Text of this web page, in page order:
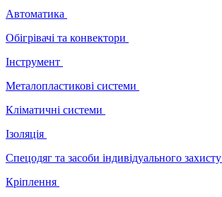
Автоматика
Обігрівачі та конвектори
Інструмент
Металопластикові системи
Кліматичні системи
Ізоляція
Спецодяг та засоби індивідуального захисту
Кріплення